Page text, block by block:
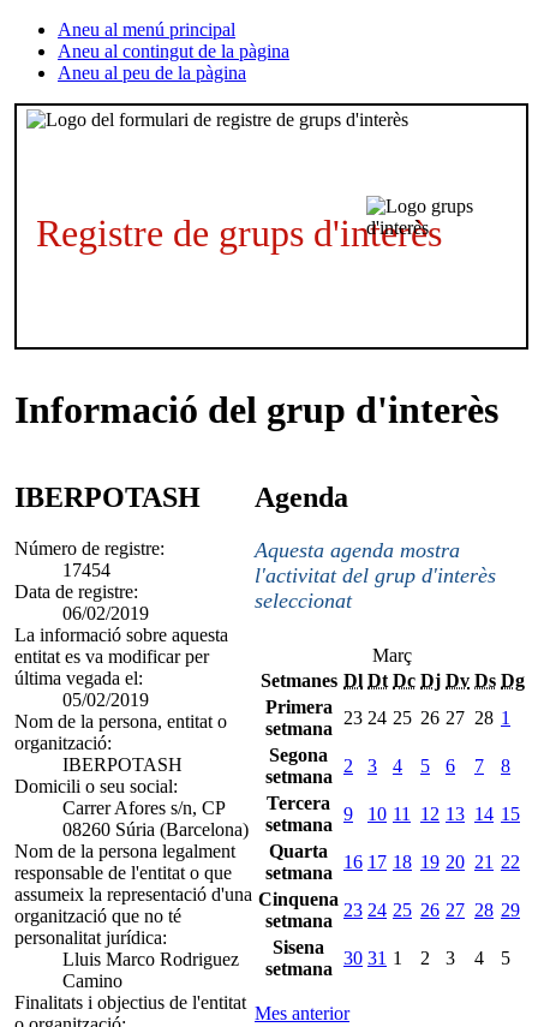
Aneu al menú principal
Aneu al contingut de la pàgina
Aneu al peu de la pàgina
Registre de grups d'interès
Informació del grup d'interès
IBERPOTASH
Número de registre:
17454
Data de registre:
06/02/2019
La informació sobre aquesta
entitat es va modificar per
última vegada el:
05/02/2019
Nom de la persona, entitat o
organització:
IBERPOTASH
Domicili o seu social:
Carrer Afores s/n, CP
08260 Súria (Barcelona)
Nom de la persona legalment
responsable de l'entitat o que
assumeix la representació d'una
organització que no té
personalitat jurídica:
Lluis Marco Rodriguez
Camino
Finalitats i objectius de l'entitat
Agenda
Aquesta agenda mostra
l'activitat del grup d'interès
seleccionat
Març
Setmanes Dl Dt Dc Dj Dv Ds Dg
Primera
setmana
23 24 25 26 27 28 1
Segona
setmana
2 3 4 5 6 7
8
Tercera
setmana
9 10 11 12 13 14 15
Quarta
setmana
16 17 18 19 20 21 22
Cinquena
setmana
23 24 25 26 27 28 29
Sisena
setmana
30 31 1 2 3 4 5
Mes anterior